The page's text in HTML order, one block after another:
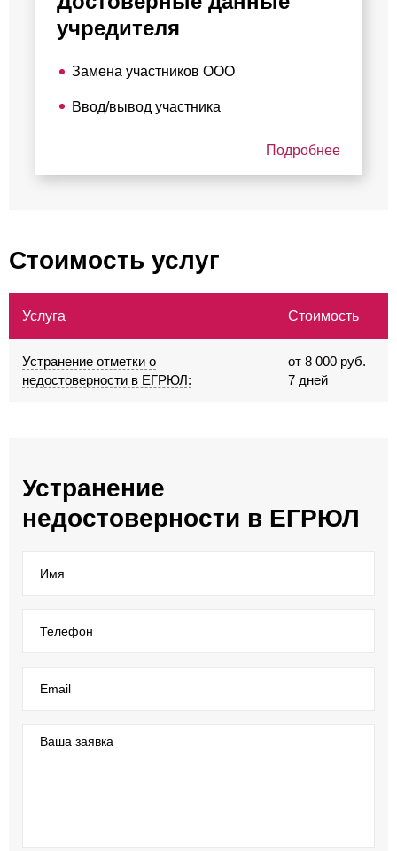
учредителя
Замена участников ООО
Ввод/вывод участника
Подробнее
Стоимость услуг
Услуга Стоимость
Устранение отметки о
недостоверности в ЕГРЮЛ:
от 8 000 руб.
7 дней
Устранение
недостоверности в ЕГРЮЛ
Имя
Телефон
Email
Ваша заявка